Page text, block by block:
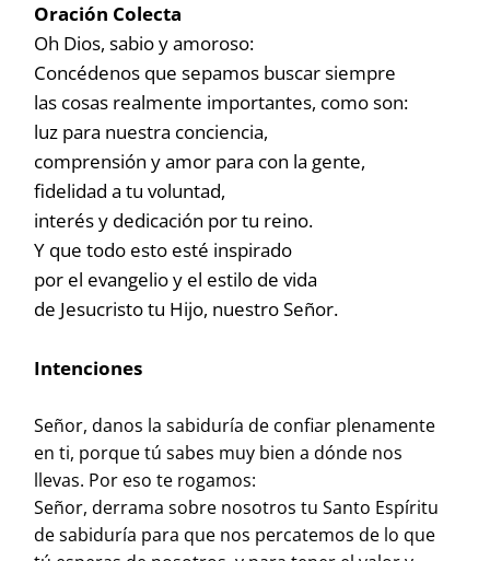
Oración Colecta
Oh Dios, sabio y amoroso:
Concédenos que sepamos buscar siempre
las cosas realmente importantes, como son:
luz para nuestra conciencia,
comprensión y amor para con la gente,
fidelidad a tu voluntad,
interés y dedicación por tu reino.
Y que todo esto esté inspirado
por el evangelio y el estilo de vida
de Jesucristo tu Hijo, nuestro Señor.
Intenciones
Señor, danos la sabiduría de confiar plenamente
en ti, porque tú sabes muy bien a dónde nos
llevas. Por eso te rogamos:
Señor, derrama sobre nosotros tu Santo Espíritu
de sabiduría para que nos percatemos de lo que